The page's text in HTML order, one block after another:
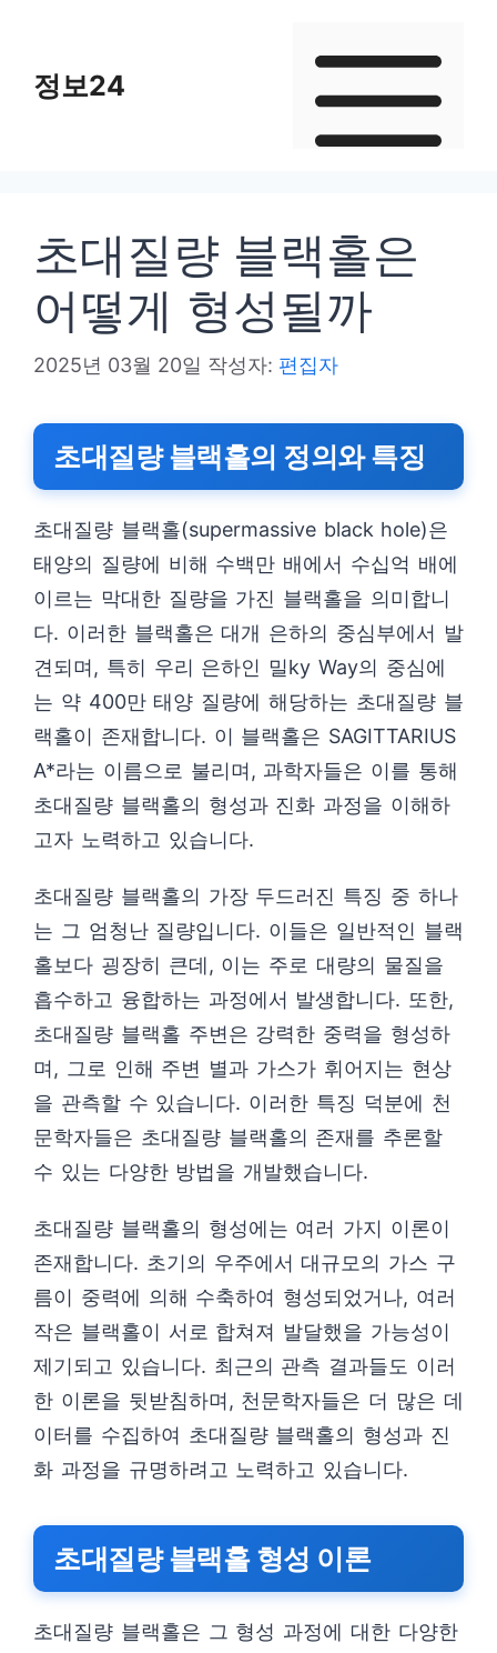
정보24
초대질량 블랙홀은
어떻게 형성될까
2025년 03월 20일 작성자: 편집자
초대질량 블랙홀의 정의와 특징
초대질량 블랙홀(supermassive black hole)은
태양의 질량에 비해 수백만 배에서 수십억 배에
이르는 막대한 질량을 가진 블랙홀을 의미합니
다. 이러한 블랙홀은 대개 은하의 중심부에서 발
견되며, 특히 우리 은하인 밀ky Way의 중심에
는 약 400만 태양 질량에 해당하는 초대질량 블
랙홀이 존재합니다. 이 블랙홀은 SAGITTARIUS
A*라는 이름으로 불리며, 과학자들은 이를 통해
초대질량 블랙홀의 형성과 진화 과정을 이해하
고자 노력하고 있습니다.
초대질량 블랙홀의 가장 두드러진 특징 중 하나
는 그 엄청난 질량입니다. 이들은 일반적인 블랙
홀보다 굉장히 큰데, 이는 주로 대량의 물질을
흡수하고 융합하는 과정에서 발생합니다. 또한,
초대질량 블랙홀 주변은 강력한 중력을 형성하
며, 그로 인해 주변 별과 가스가 휘어지는 현상
을 관측할 수 있습니다. 이러한 특징 덕분에 천
문학자들은 초대질량 블랙홀의 존재를 추론할
수 있는 다양한 방법을 개발했습니다.
초대질량 블랙홀의 형성에는 여러 가지 이론이
존재합니다. 초기의 우주에서 대규모의 가스 구
름이 중력에 의해 수축하여 형성되었거나, 여러
작은 블랙홀이 서로 합쳐져 발달했을 가능성이
제기되고 있습니다. 최근의 관측 결과들도 이러
한 이론을 뒷받침하며, 천문학자들은 더 많은 데
이터를 수집하여 초대질량 블랙홀의 형성과 진
화 과정을 규명하려고 노력하고 있습니다.
초대질량 블랙홀 형성 이론
초대질량 블랙홀은 그 형성 과정에 대한 다양한